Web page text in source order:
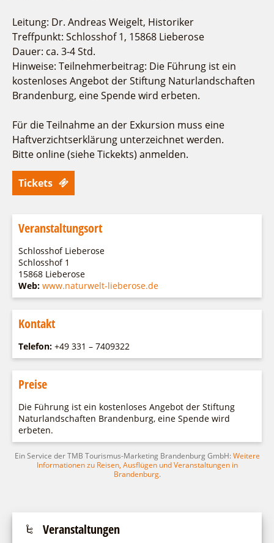
Leitung: Dr. Andreas Weigelt, Historiker
Treffpunkt: Schlosshof 1, 15868 Lieberose
Dauer: ca. 3-4 Std.
Hinweise: Teilnehmerbeitrag: Die Führung ist ein
kostenloses Angebot der Stiftung Naturlandschaften
Brandenburg, eine Spende wird erbeten.
Für die Teilnahme an der Exkursion muss eine
Haftverzichtserklärung unterzeichnet werden.
Bitte online (siehe Tickekts) anmelden.
Tickets
Veranstaltungsort
Schlosshof Lieberose
Schlosshof 1
15868 Lieberose
Web: www.naturwelt-lieberose.de
Kontakt
Telefon: +49 331 – 7409322
Preise
Die Führung ist ein kostenloses Angebot der Stiftung
Naturlandschaften Brandenburg, eine Spende wird
erbeten.
Ein Service der TMB Tourismus-Marketing Brandenburg GmbH:Weitere
Informationen zu Reisen, Ausflügen und Veranstaltungen in
Brandenburg.
Veranstaltungen